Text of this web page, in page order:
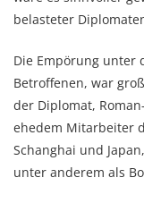
belasteter
Die Empörung unter
Betroffenen, war
der Diplomat,
ehedem Mitarbeiter
Schanghai und
unter anderem als